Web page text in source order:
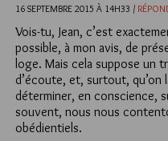
16 SEPTEMBRE 2015 À 14H33 /
Vois-tu, Jean, c’est
possible, à mon avis, de
loge. Mais cela suppose un
d’écoute, et, surtout, qu’on
déterminer, en conscience,
souvent, nous nous
obédientiels.